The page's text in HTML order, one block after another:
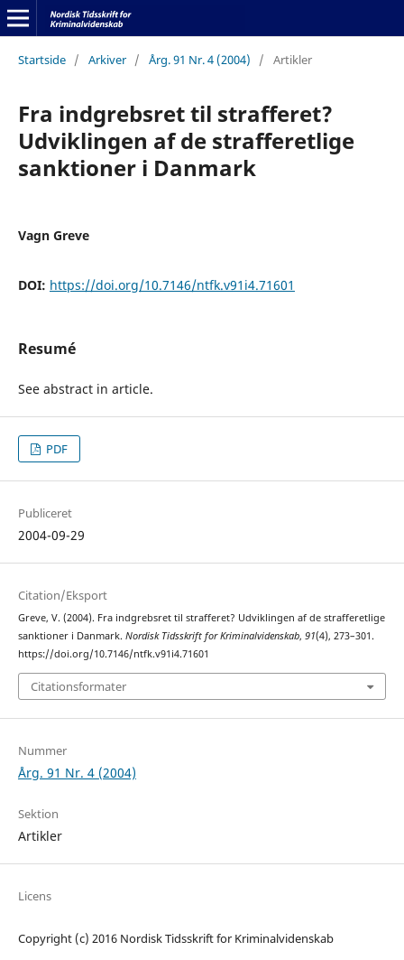
Startside / Arkiver / Årg. 91 Nr. 4 (2004) / Artikler
Fra indgrebsret til strafferet?
Udviklingen af de strafferetlige
sanktioner i Danmark
Vagn Greve
DOI: https://doi.org/10.7146/ntfk.v91i4.71601
Resumé
See abstract in article.
PDF
Publiceret
2004-09-29
Citation/Eksport
Greve, V. (2004). Fra indgrebsret til strafferet? Udviklingen af de strafferetlige
sanktioner i Danmark. Nordisk Tidsskrift for Kriminalvidenskab, 91(4), 273–301.
https://doi.org/10.7146/ntfk.v91i4.71601
Citationsformater
Nummer
Årg. 91 Nr. 4 (2004)
Sektion
Artikler
Licens
Copyright (c) 2016 Nordisk Tidsskrift for Kriminalvidenskab